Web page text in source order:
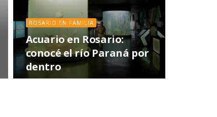
ROSARIO EN FAMILIA
Acuario en Rosario:
conocé el río Paraná por
dentro